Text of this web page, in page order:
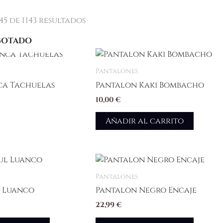
de 1143 resultadospor
Tachuelas
Pantalones
Pantalon Kaki Bombacho
10,00€
Añadir al carrito
Pantalones
Pantalon Negro Encaje
22,99€